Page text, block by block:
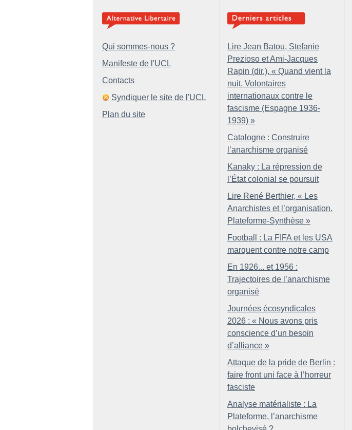
Qui sommes-nous ?
Manifeste de l'UCL
Contacts
Syndiquer le site de l'UCL
Plan du site
Lire Jean Batou, Stefanie
Prezioso et Ami-Jacques
Rapin (dir.), « Quand vient la
nuit. Volontaires
internationaux contre le
fascisme (Espagne 1936-
1939) »
Catalogne : Construire
l’anarchisme organisé
Kanaky : La répression de
l’État colonial se poursuit
Lire René Berthier, « Les
Anarchistes et l’organisation.
Plateforme-Synthèse »
Football : La FIFA et les USA
marquent contre notre camp
En 1926... et 1956 :
Trajectoires de l’anarchisme
organisé
Journées écosyndicales
2026 : « Nous avons pris
conscience d’un besoin
d’alliance »
Attaque de la pride de Berlin :
faire front uni face à l’horreur
fasciste
Analyse matérialiste : La
Plateforme, l’anarchisme